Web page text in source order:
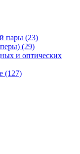
пары (23)
(29)
и оптических
(127)